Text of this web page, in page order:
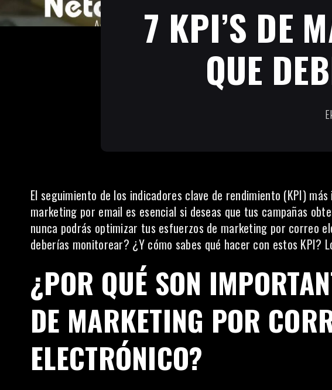
7 KPI’S DE
QUE
El seguimiento de los indicadores clave de rendimiento (KPI)
marketing por email es esencial si deseas que tus campañas
nunca podrás optimizar tus esfuerzos de marketing por correo
deberías monitorear? ¿Y cómo sabes qué hacer con estos KPI?
¿POR QUÉ SON
DE MARKETING POR
ELECTRÓNICO?